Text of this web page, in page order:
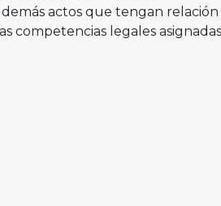
actos que tengan relación
competencias legales asignadas